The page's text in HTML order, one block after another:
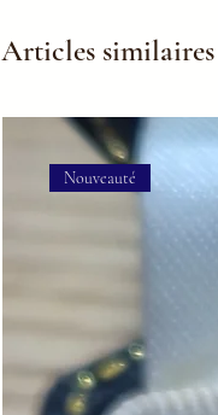
Articles similaires
Nouveauté